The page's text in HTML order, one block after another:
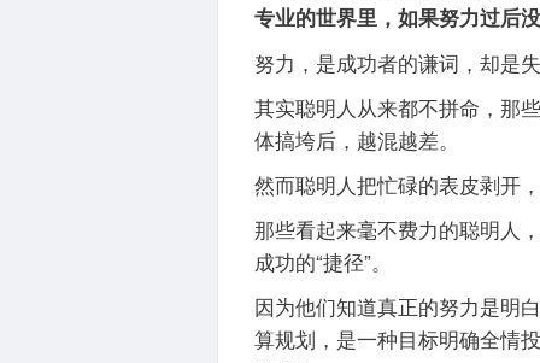
专业的世界里，如果努力过后
努力，是成功者的谦词，却是
其实聪明人从来都不拼命，那
体搞垮后，越混越差。
然而聪明人把忙碌的表皮剥开
那些看起来毫不费力的聪明人
成功的“捷径”。
因为他们知道真正的努力是明
算规划，是一种目标明确全情